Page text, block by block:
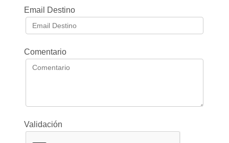
Email Destino
Comentario
Validación